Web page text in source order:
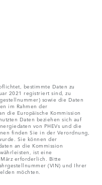
bestimmte Daten zu
2021 registriert sind, zu
sowie die Daten
im Rahmen der
die Europäische Kommission
Daten beziehen sich auf
von PHEVs und die
finden Sie in der Verordnung,
Sie können der
an die Kommission
ist eine
erforderlich. Bitte
(VIN) und Ihrer
möchten.